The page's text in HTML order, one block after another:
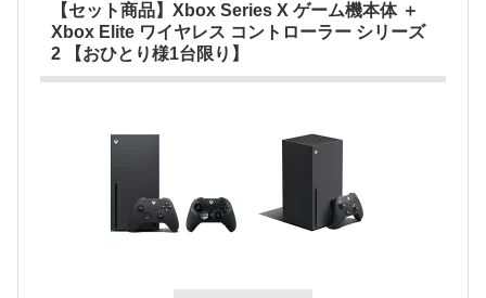
【セット商品】Xbox Series X ゲーム機本体 ＋
Xbox Elite ワイヤレス コントローラー シリーズ
2 【おひとり様1台限り】